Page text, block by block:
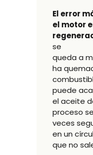
El error
el motor
se
queda a
ha
puede
el aceite
proceso
veces
en un
que no